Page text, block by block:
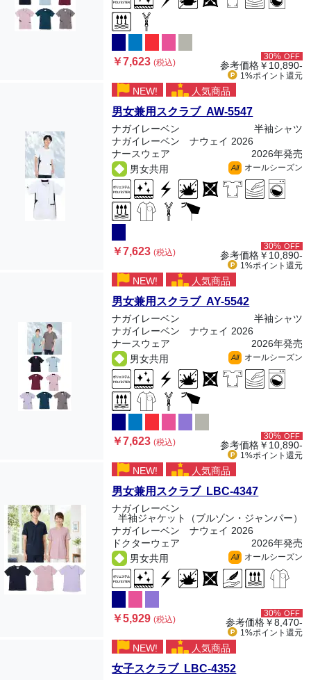
￥7,623(税込)
30% OFF
参考価格￥10,890-
1%ポイント 還元
NEW! 人気商品
男女兼用スクラブ AW-5547
ナガイレーベン
半袖シャツ
ナガイレーベン ナウェイ 2026
ナースウェア
2026年発売
男女共用
All オールシーズン
￥7,623(税込)
30% OFF
参考価格￥10,890-
1%ポイント 還元
NEW! 人気商品
男女兼用スクラブ AY-5542
ナガイレーベン
半袖シャツ
ナガイレーベン ナウェイ 2026
ナースウェア
2026年発売
男女共用
All オールシーズン
￥7,623(税込)
30% OFF
参考価格￥10,890-
1%ポイント 還元
NEW! 人気商品
男女兼用スクラブ LBC-4347
ナガイレーベン
半袖ジャケット（ブルゾン・ジャンパー）
ナガイレーベン ナウェイ 2026
ドクターウェア
2026年発売
男女共用
All オールシーズン
￥5,929(税込)
30% OFF
参考価格￥8,470-
1%ポイント 還元
NEW! 人気商品
女子スクラブ LBC-4352